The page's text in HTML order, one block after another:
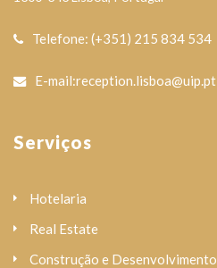
Telefone: (+351) 215 834 534
E-mail:reception.lisboa@uip.pt
Serviços
Hotelaria
Real Estate
Construção e Desenvolvimento